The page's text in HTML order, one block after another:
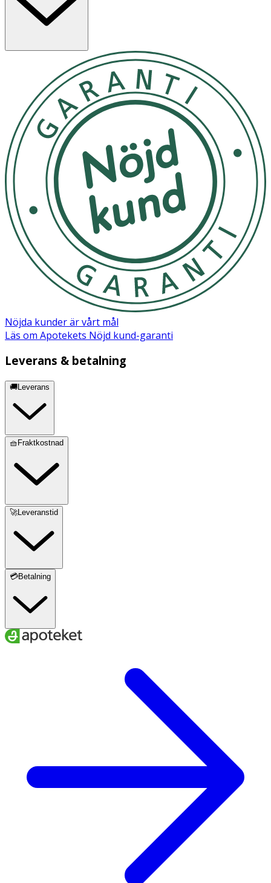
- För daglig användning. Applicera i händerna och
massera.
Innehåll
Aqua, Glycerin, Distearyldimonium Chloride, Petrolatum,
Isopropyl Palmitate, Cetyl Alcohol, Aluminum Starch
Octenylsuccinate, Dimethicone, Avena Sativa Kernel (Oat)
Flour, Sodium Chloride, Tocopherol, Benzyl Alcohol. [PR-
0003751].
Nöjda kunder är vårt mål
Läs om Apotekets Nöjd kund-garanti
Leverans & betalning
🚚Leverans
🧺Fraktkostnad
🚀Leveranstid
💳Betalning